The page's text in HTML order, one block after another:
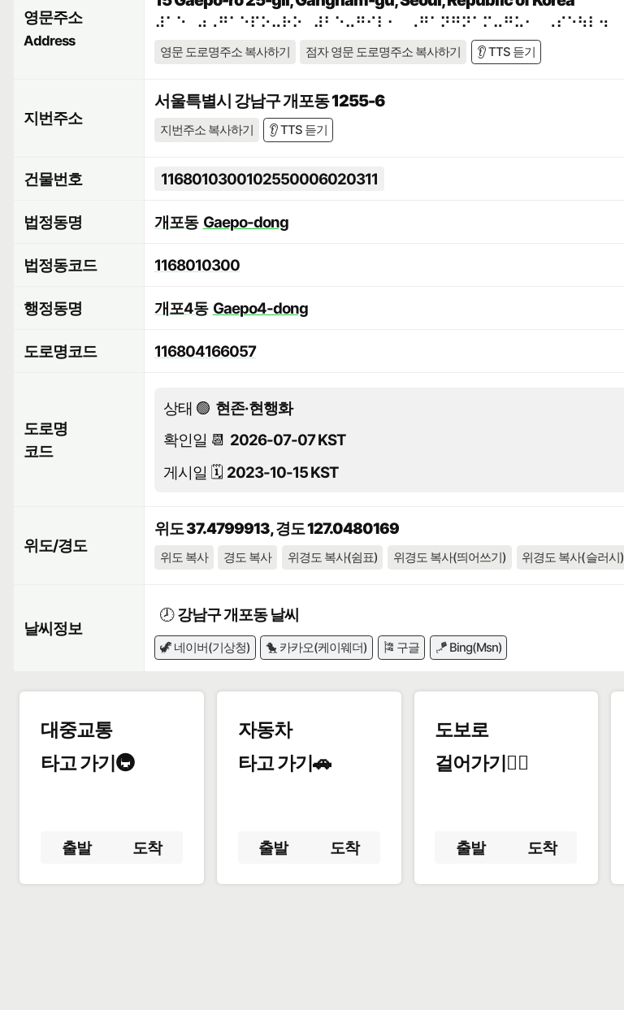
영문주소
Address
⠼⠁⠑⠀⠴⠠⠛⠁⠑⠏⠕⠤⠗⠕⠀⠼⠃⠑⠤⠛⠊⠇⠂⠀⠠⠛⠁⠝⠛⠝⠁⠍⠤⠛⠥⠂⠀⠠⠎⠑⠳⠇⠲
영문 도로명주소 복사하기 점자 영문 도로명주소 복사하기 👂 TTS 듣기
지번주소
서울특별시 강남구 개포동 1255-6
지번주소 복사하기 👂 TTS 듣기
건물번호 1168010300102550006020311
법정동명 개포동 Gaepo-dong
법정동코드 1168010300
행정동명 개포4동 Gaepo4-dong
도로명코드 116804166057
도로명
코드
상태 🟢 현존·현행화
확인일 📆 2026-07-07 KST
게시일 🗓️ 2023-10-15 KST
위도/경도
위도 37.4799913, 경도 127.0480169
위도 복사 경도 복사 위경도 복사(쉼표) 위경도 복사(띄어쓰기) 위경도 복사(슬러시)
날씨정보
🕗강남구 개포동 날씨
🦖 네이버(기상청) 🐤 카카오(케이웨더) 🎏 구글 🪁 Bing(Msn)
대중교통
타고 가기🚇
출발 도착
자동차
타고 가기🚗
출발 도착
도보로
걸어가기🚶‍♂️
출발 도착